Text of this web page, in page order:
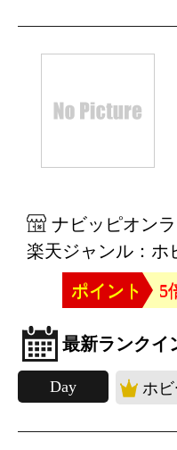
ナビッピオン
楽天ジャンル：ホ
ポイント
5
最新ランクイ
Day ホ